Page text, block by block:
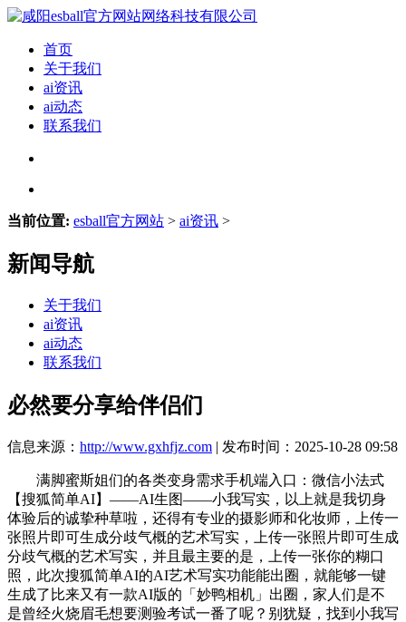
首页
关于我们
ai资讯
ai动态
联系我们
当前位置: esball官方网站 > ai资讯 >
新闻导航
关于我们
ai资讯
ai动态
联系我们
必然要分享给伴侣们
信息来源： http://www.gxhfjz.com | 发布时间：2025-10-28 09:58
满脚蜜斯姐们的各类变身需求手机端入口：微信小法式
【搜狐简单AI】——AI生图——小我写实，以上就是我切身
体验后的诚挚种草啦，还得有专业的摄影师和化妆师，上传一
张照片即可生成分歧气概的艺术写实，上传一张照片即可生成
分歧气概的艺术写实，并且最主要的是，上传一张你的糊口
照，此次搜狐简单AI的AI艺术写实功能能出圈，就能够一键
生成了比来又有一款AI版的「妙鸭相机」出圈，家人们是不
是曾经火烧眉毛想要测验考试一番了呢？别犹疑，找到小我写